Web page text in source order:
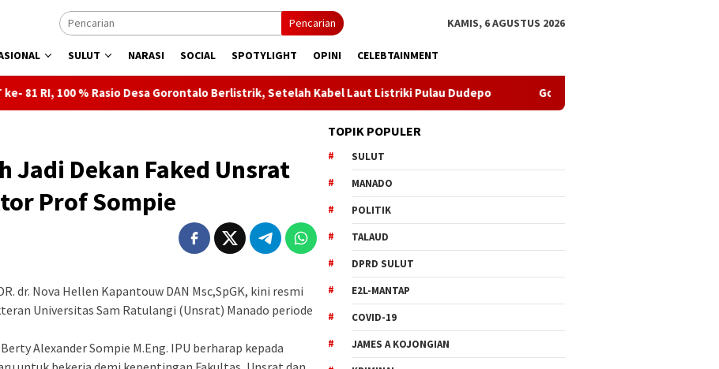
Pencarian KAMIS, 6 AGUSTUS 2026
SULUT NARASI SOCIAL SPOTYLIGHT OPINI CELEBTAINMENT
Rasio Desa Gorontalo Berlistrik, Setelah Kabel Laut Listriki Pulau Dudepo Gorontalo Terang. PLN Nyalakan Listrik Perdana
Jadi Dekan Faked Unsrat
Prof Sompie
dr. Nova Hellen Kapantouw DAN Msc,SpGK, kini resmi
Universitas Sam Ratulangi (Unsrat) Manado periode
Alexander Sompie M.Eng. IPU berharap kepada
TOPIK POPULER
SULUT
MANADO
POLITIK
TALAUD
DPRD SULUT
E2L-MANTAP
COVID-19
JAMES A KOJONGIAN